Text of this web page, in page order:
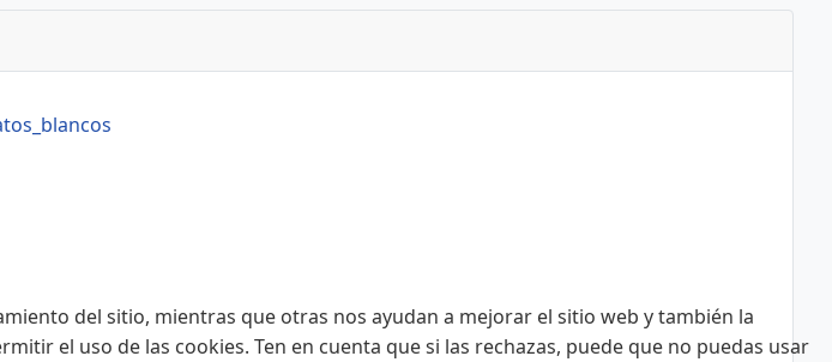
del sitio, mientras que otras nos ayudan a mejorar el sitio web y también la
el uso de las cookies. Ten en cuenta que si las rechazas, puede que no puedas usar